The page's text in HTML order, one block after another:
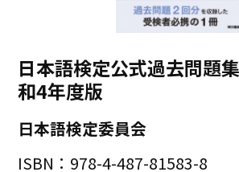
日本語検定公式過去問
和4年度版
日本語検定委員会
ISBN：978-4-487-81583-8